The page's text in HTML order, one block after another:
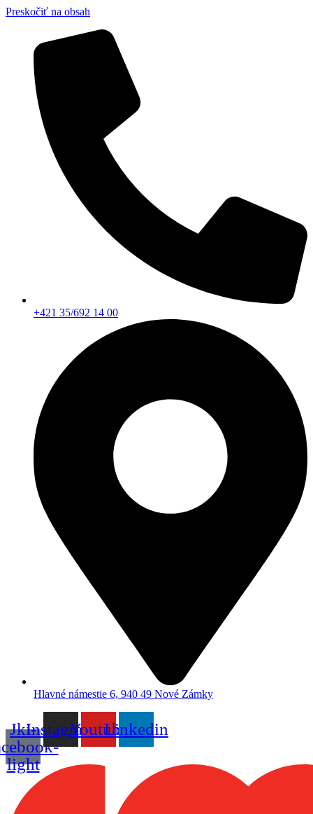
Preskočiť na obsah
+421 35/692 14 00
Hlavné námestie 6, 940 49 Nové Zámky
Jki-
light
InstagramYoutubeLinkedin